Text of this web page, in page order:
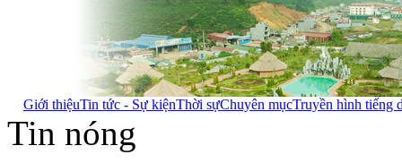
Giới thiệuTin tức - Sự kiệnThời sựChuyên mụcTruyền hình tiếng
Tin nóng